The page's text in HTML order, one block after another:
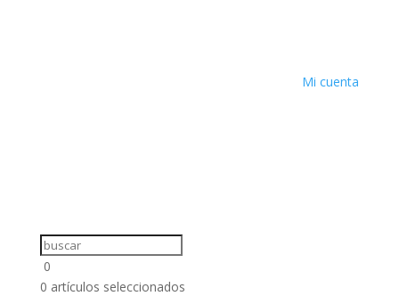
Mi cuenta
0
0 artículos seleccionados